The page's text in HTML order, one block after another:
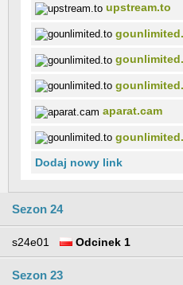
upstream.to
aparat.cam
Dodaj nowy link
Sezon 24
s24e01 Odcinek 1
Sezon 23